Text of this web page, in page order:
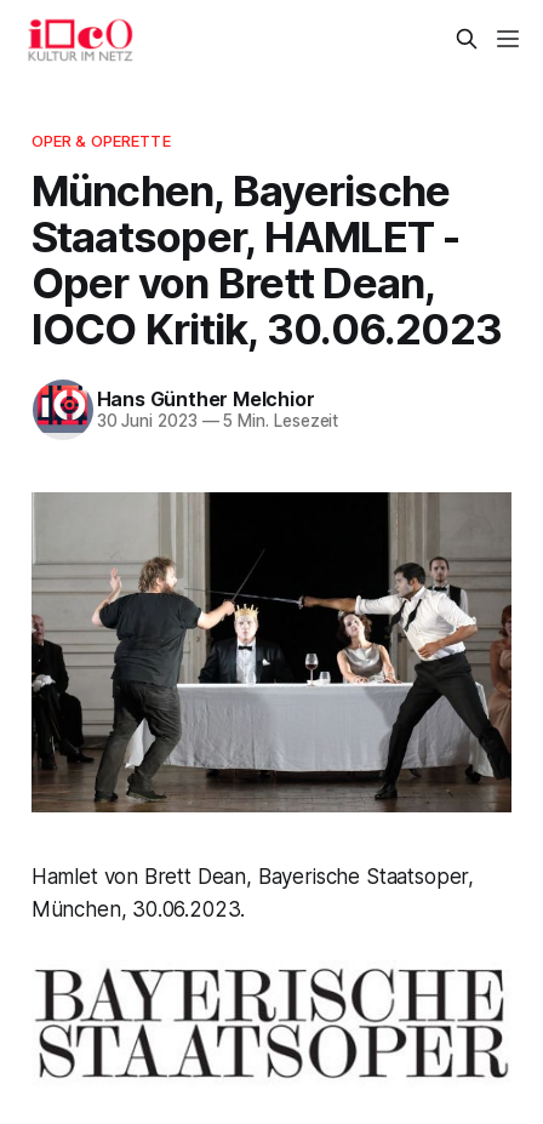
OPER & OPERETTE
München, Bayerische
Staatsoper, HAMLET -
Oper von Brett Dean,
IOCO Kritik, 30.06.2023
Hans Günther Melchior
30 Juni 2023 —5 Min. Lesezeit
Hamlet von Brett Dean, Bayerische Staatsoper,
München, 30.06.2023.